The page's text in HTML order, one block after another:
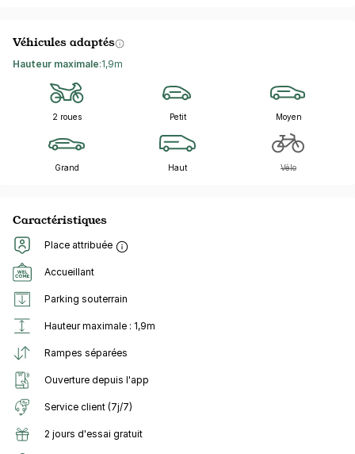
Véhicules adaptés
Hauteur maximale:1,9m
2 roues Petit Moyen
Grand Haut Vélo
Caractéristiques
Place attribuée
Accueillant
Parking souterrain
Hauteur maximale : 1,9m
Rampes séparées
Ouverture depuis l'app
Service client (7j/7)
2 jours d'essai gratuit